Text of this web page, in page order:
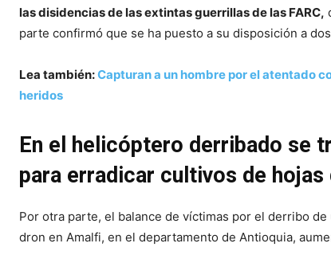
las disidencias de las extintas guerrillas de las FARC,
parte confirmó que se ha puesto a su disposición a
Lea también:Capturan a un hombre por el atentado
heridos
En el helicóptero derribado se
para erradicar cultivos de hojas
Por otra parte, el balance de víctimas por el derribo
dron en Amalfi, en el departamento de Antioquia,